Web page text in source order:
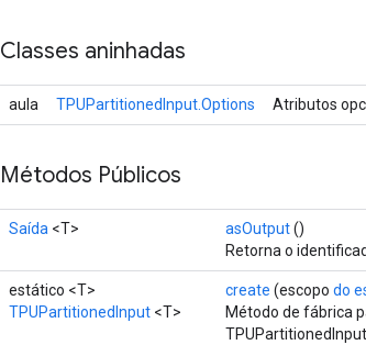
Classes aninhadas
aula TPUPartitionedInput.Options Atributos
Métodos Públicos
Saída <T> asOutput()
Retorna o
estático <T>
TPUPartitionedInput <T>
create (escopo do
Método de fábrica
TPUPartitionedInput.